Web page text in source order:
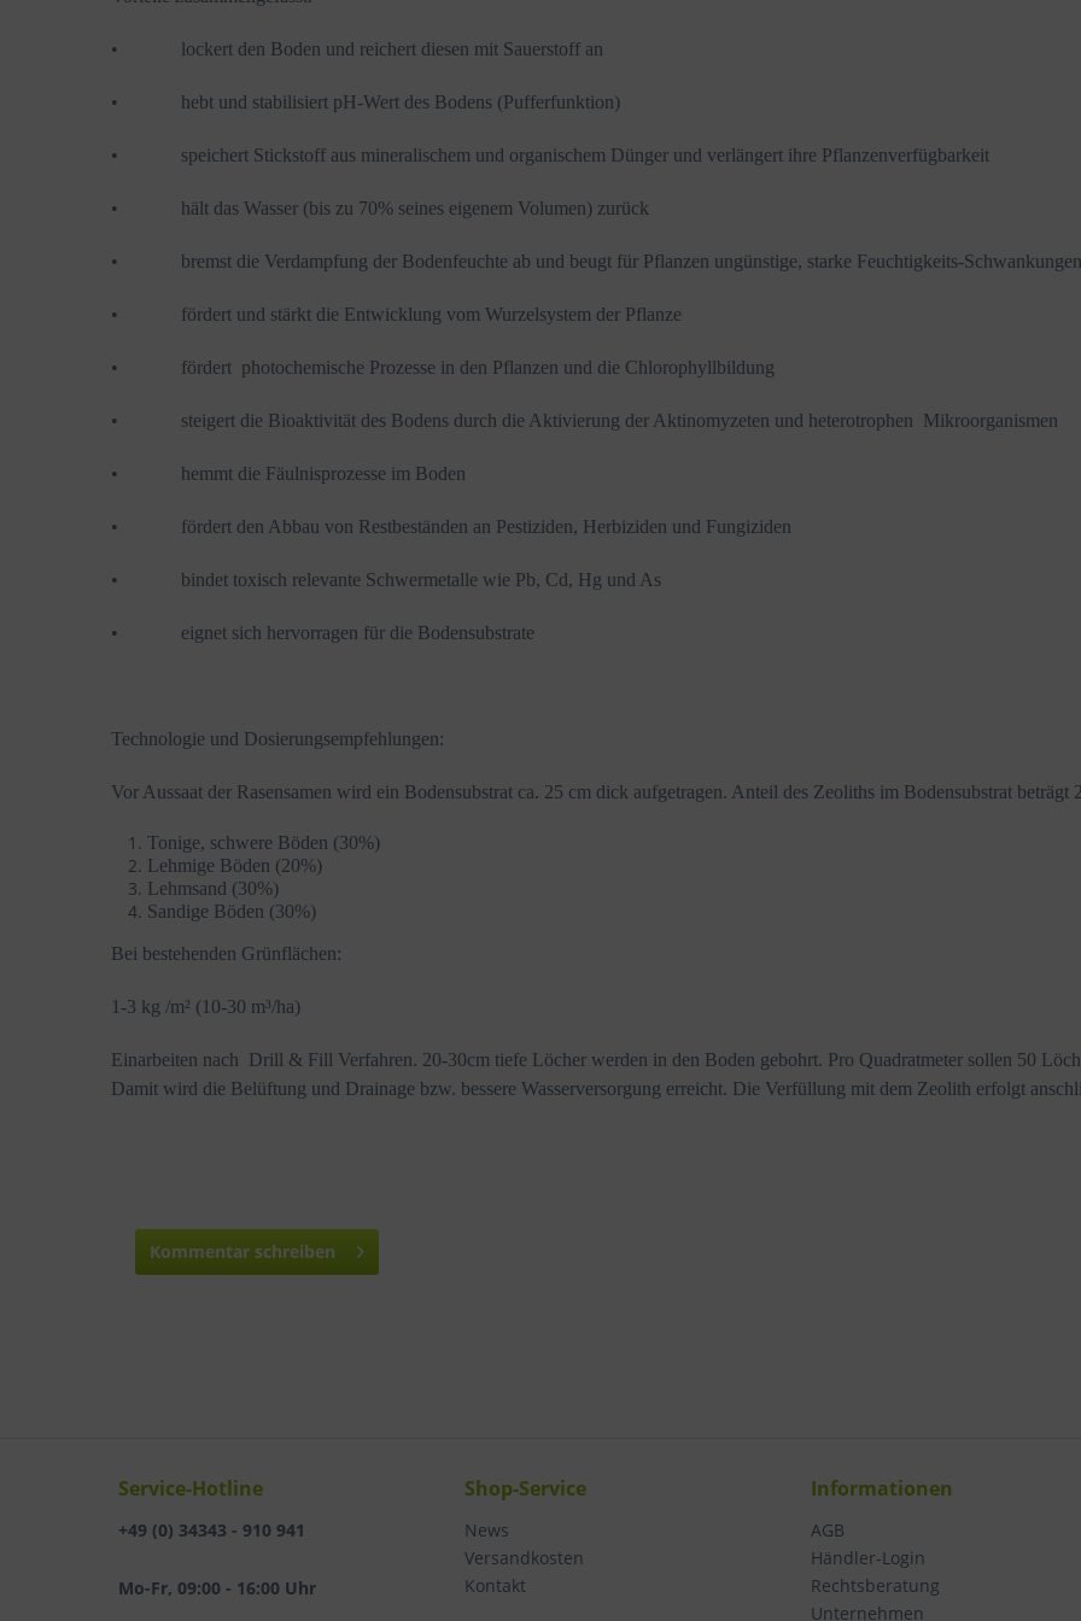
• lockert den Boden und reichert diesen mit Sauerstoff an
• hebt und stabilisiert pH-Wert des Bodens (Pufferfunktion)
• speichert Stickstoff aus mineralischem und organischem Dünger und verlängert ihre Pflanzenverfügbarkeit
• hält das Wasser (bis zu 70% seines eigenem Volumen) zurück
• bremst die Verdampfung der Bodenfeuchte ab und beugt für Pflanzen ungünstige, starke Feuchtigkeits-
• fördert und stärkt die Entwicklung vom Wurzelsystem der Pflanze
• fördert photochemische Prozesse in den Pflanzen und die Chlorophyllbildung
• steigert die Bioaktivität des Bodens durch die Aktivierung der Aktinomyzeten und heterotrophen Mikroorganismen
• hemmt die Fäulnisprozesse im Boden
• fördert den Abbau von Restbeständen an Pestiziden, Herbiziden und Fungiziden
• bindet toxisch relevante Schwermetalle wie Pb, Cd, Hg und As
• eignet sich hervorragen für die Bodensubstrate
Technologie und Dosierungsempfehlungen:
Vor Aussaat der Rasensamen wird ein Bodensubstrat ca. 25 cm dick aufgetragen. Anteil des Zeoliths im Bodensubstrat
Tonige, schwere Böden (30%)
Lehmige Böden (20%)
Lehmsand (30%)
Sandige Böden (30%)
Bei bestehenden Grünflächen:
1-3 kg /m² (10-30 m³/ha)
Einarbeiten nach Drill & Fill Verfahren. 20-30cm tiefe Löcher werden in den Boden gebohrt. Pro Quadratmeter sollen 50
Damit wird die Belüftung und Drainage bzw. bessere Wasserversorgung erreicht. Die Verfüllung mit dem Zeolith erfolgt
Kommentar schreiben
Service-Hotline
+49 (0) 34343 - 910 941
Mo-Fr, 09:00 - 16:00 Uhr
Shop-Service
News
Versandkosten
Kontakt
Informationen
AGB
Händler-Login
Rechtsberatung
Unternehmen